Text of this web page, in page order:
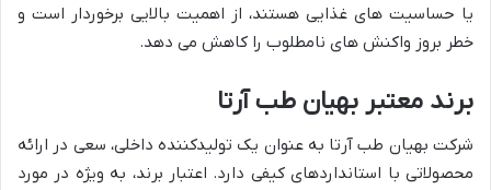
یا حساسیت های غذایی هستند، از اهمیت بالایی برخوردار است و
خطر بروز واکنش های نامطلوب را کاهش می دهد.
برند معتبر بهیان طب آرتا
شرکت بهیان طب آرتا به عنوان یک تولیدکننده داخلی، سعی در ارائه
محصولاتی با استانداردهای کیفی دارد. اعتبار برند، به ویژه در مورد